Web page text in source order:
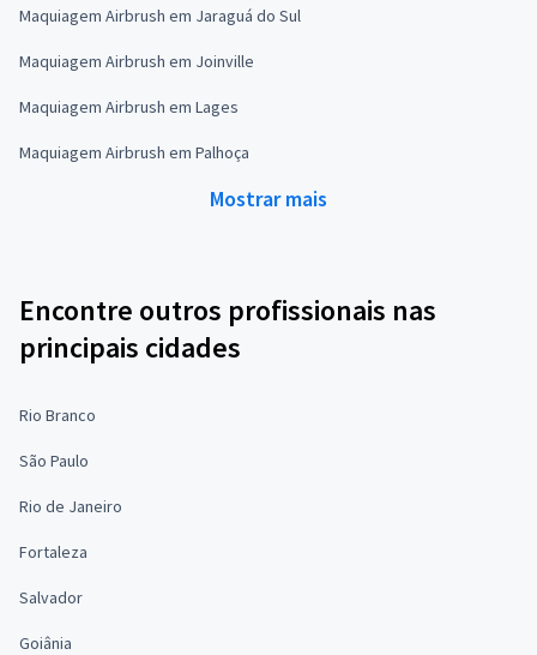
Maquiagem Airbrush em Jaraguá do Sul
Maquiagem Airbrush em Joinville
Maquiagem Airbrush em Lages
Maquiagem Airbrush em Palhoça
Mostrar mais
Encontre outros profissionais nas
principais cidades
Rio Branco
São Paulo
Rio de Janeiro
Fortaleza
Salvador
Goiânia